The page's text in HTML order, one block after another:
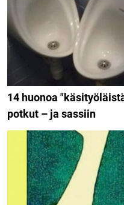
14 huonoa
potkut – ja sassiin